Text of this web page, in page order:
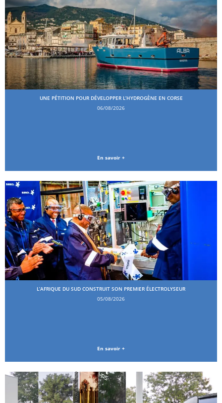
UNE PÉTITION POUR DÉVELOPPER L’HYDROGÈNE EN CORSE
06/08/2026
En savoir +
L’AFRIQUE DU SUD CONSTRUIT SON PREMIER ÉLECTROLYSEUR
05/08/2026
En savoir +